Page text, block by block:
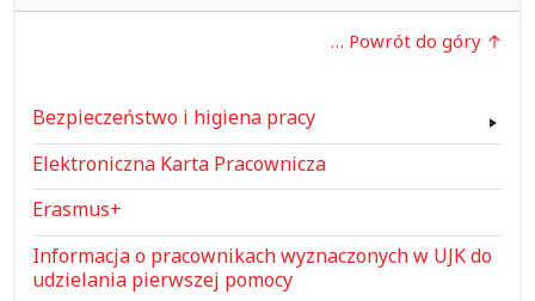
… Powrót do góry
Bezpieczeństwo i higiena pracy
Elektroniczna Karta Pracownicza
Erasmus+
Informacja o pracownikach wyznaczonych w UJK do
udzielania pierwszej pomocy